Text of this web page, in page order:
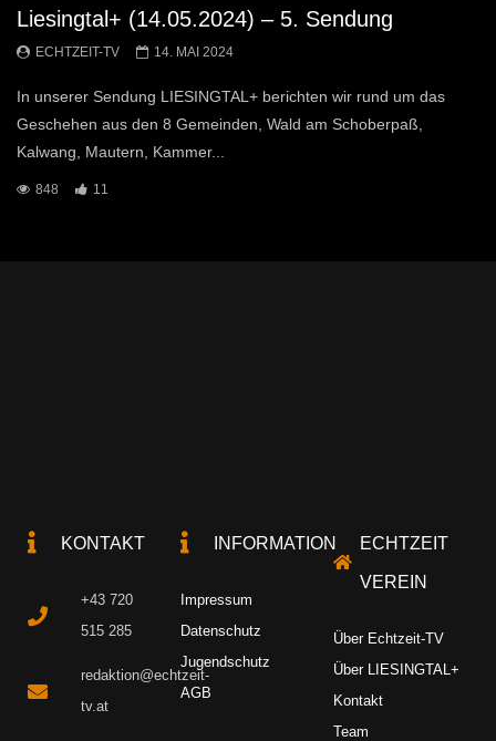
Liesingtal+ (14.05.2024) – 5. Sendung
ECHTZEIT-TV 14. MAI 2024
In unserer Sendung LIESINGTAL+ berichten wir rund um das
Geschehen aus den 8 Gemeinden, Wald am Schoberpaß,
Kalwang, Mautern, Kammer...
848 11
KONTAKT
+43 720
515 285
redaktion@echtzeit-
tv.at
INFORMATION
Impressum
Datenschutz
Jugendschutz
AGB
ECHTZEIT
VEREIN
Über Echtzeit-TV
Über LIESINGTAL+
Kontakt
Team